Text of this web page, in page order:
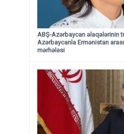
ABŞ-Azərbaycan əlaqələrinin
Azərbaycanla Ermənistan
mərhələsi